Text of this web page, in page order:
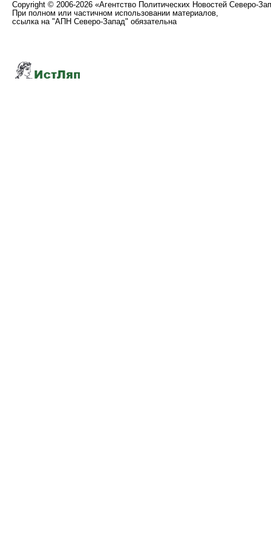
Copyright © 2006-2026 «Агентство Политических Новостей Северо-
При полном или частичном использовании материалов,
ссылка на "АПН Северо-Запад" обязательна